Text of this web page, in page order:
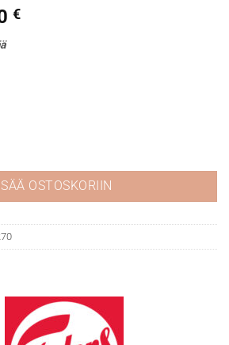
€Hintaluokka:
Yellow deep määrä
OSTOSKORIIN